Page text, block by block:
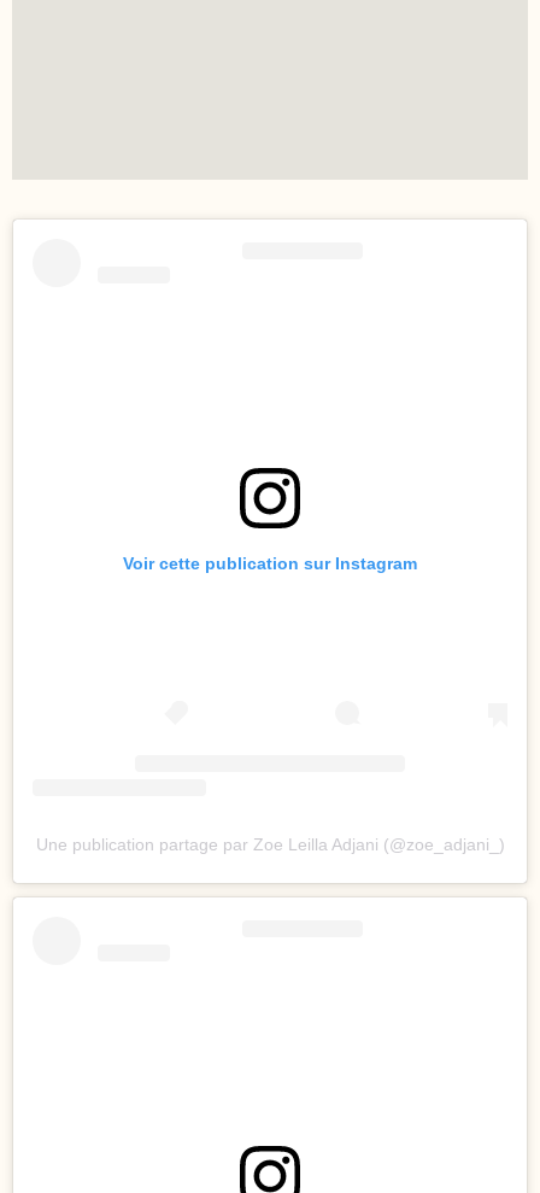
Voir cette publication sur Instagram
Une publication partage par Zoe Leilla Adjani (@zoe_adjani_)